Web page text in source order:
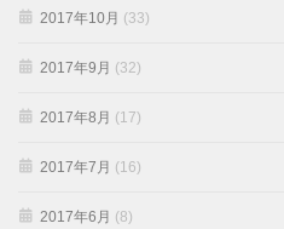
2017年10月 (33)
2017年9月 (32)
2017年8月 (17)
2017年7月 (16)
2017年6月 (8)